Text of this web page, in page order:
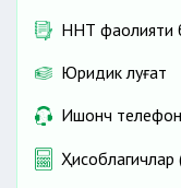
ННТ фаолияти
Юридик луғат
Ишонч
Ҳисоблагичлар